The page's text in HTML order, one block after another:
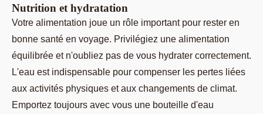
Nutrition et hydratation
Votre alimentation joue un rôle important pour rester en
bonne santé en voyage. Privilégiez une alimentation
équilibrée et n'oubliez pas de vous hydrater correctement.
L'eau est indispensable pour compenser les pertes liées
aux activités physiques et aux changements de climat.
Emportez toujours avec vous une bouteille d'eau